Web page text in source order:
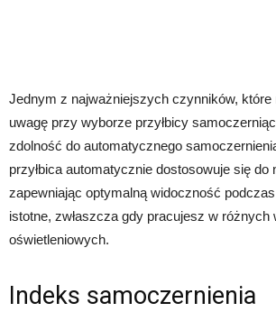
Jednym z najważniejszych czynników, które
uwagę przy wyborze przyłbicy
zdolność do automatycznego
przyłbica automatycznie dostosowuje się do
zapewniając optymalną widoczność
istotne, zwłaszcza gdy pracujesz w różnych
oświetleniowych.
Indeks samoczernienia